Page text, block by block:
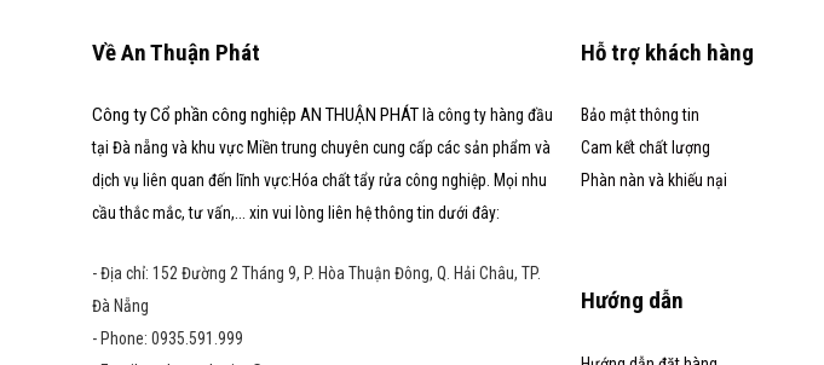
Về An Thuận Phát
Công ty Cổ phần công nghiệp AN THUẬN PHÁTlà công ty hàng đầu
tại Đà nẵng và khu vực Miền trung chuyên cung cấp các sản phẩm và
dịch vụ liên quan đến lĩnh vực:Hóa chất tẩy rửa công nghiệp. Mọi nhu
cầu thắc mắc, tư vấn,... xin vui lòng liên hệ thông tin dưới đây:
- Địa chỉ: 152 Đường 2 Tháng 9, P. Hòa Thuận Đông, Q. Hải Châu, TP.
Đà Nẵng
- Phone: 0935.591.999
Hỗ trợ khách hàng
Bảo mật thông tin
Cam kết chất lượng
Phàn nàn và khiếu nại
Hướng dẫn